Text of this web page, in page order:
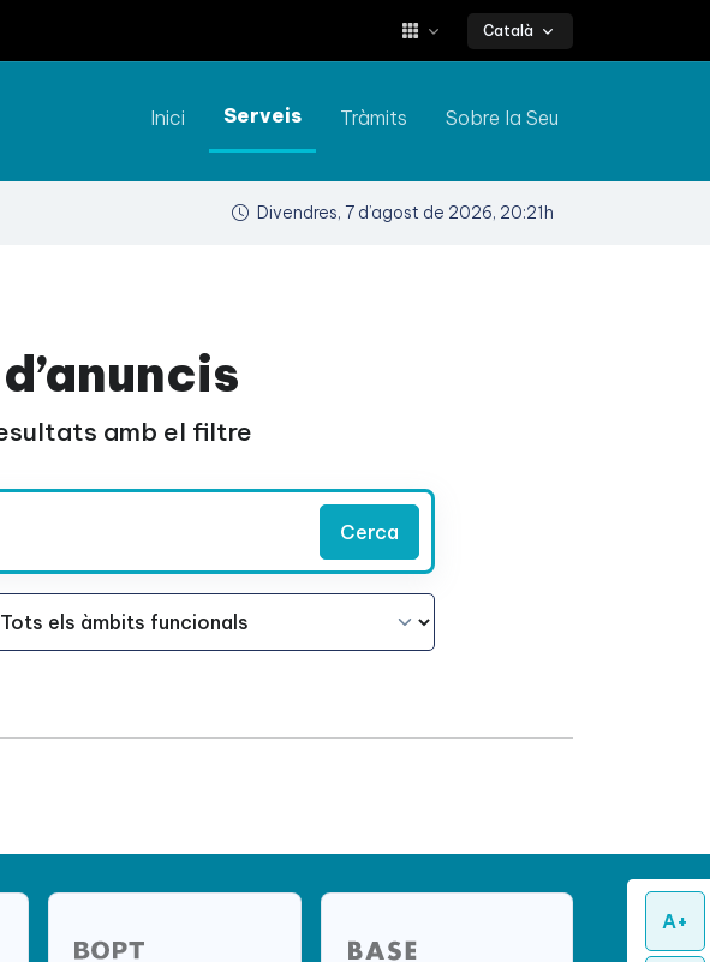
A+
Català
Inici Serveis Tràmits Sobre la Seu
Divendres, 7 d’agost de 2026, 20:21h
amb el filtre
Cerca
Funcional